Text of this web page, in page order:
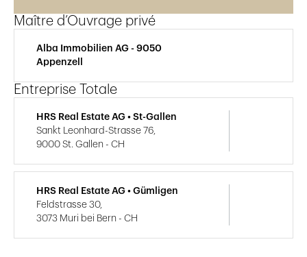
Maître d’Ouvrage privé
Alba Immobilien AG - 9050
Appenzell
Entreprise Totale
HRS Real Estate AG • St-Gallen
Sankt Leonhard-Strasse 76,
9000 St. Gallen - CH
HRS Real Estate AG • Gümligen
Feldstrasse 30,
3073 Muri bei Bern - CH